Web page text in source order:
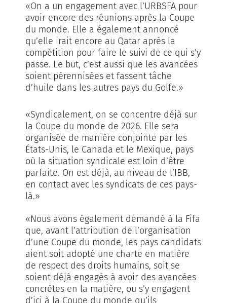
«On a un engagement avec l’URBSFA pour
avoir encore des réunions après la Coupe
du monde. Elle a également annoncé
qu’elle irait encore au Qatar après la
compétition pour faire le suivi de ce qui s’y
passe. Le but, c’est aussi que les avancées
soient pérennisées et fassent tâche
d’huile dans les autres pays du Golfe.»
«Syndicalement, on se concentre déjà sur
la Coupe du monde de 2026. Elle sera
organisée de manière conjointe par les
États-Unis, le Canada et le Mexique, pays
où la situation syndicale est loin d’être
parfaite. On est déjà, au ni­veau de l’IBB,
en contact avec les syndicats de ces pays-
là.»
«Nous avons également demandé à la Fifa
que, avant l’attribution de l’organisation
d’une Coupe du monde, les pays candidats
aient soit adopté une charte en matière
de respect des droits humains, soit se
soient déjà engagés à avoir des avancées
concrètes en la matière, ou s’y engagent
d’ici à la Coupe du monde qu’ils